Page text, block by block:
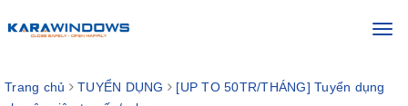
Trang chủ TUYỂN DỤNG
[UP TO 50TR/THÁNG] Tuyển dụng